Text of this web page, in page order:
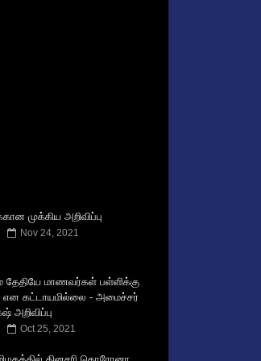
முக்கிய அறிவிப்பு
Nov 24, 2021
தேதியே மாணவர்கள் பள்ளிக்கு
என கட்டாயமில்லை - அமைச்சர்
அறிவிப்பு
Oct 25, 2021